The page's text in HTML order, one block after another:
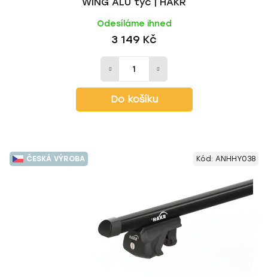
Odesíláme ihned
3 149 Kč
Do košíku
ČESKÁ VÝROBA Kód: ANHHY038